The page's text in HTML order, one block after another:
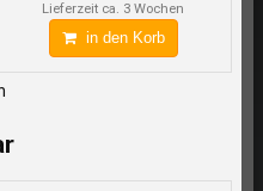
Lieferzeit ca. 3 Wochen
in den Korb